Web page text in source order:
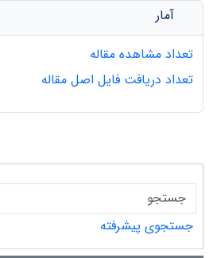
آمار
تعداد مشاهده مقاله
تعداد دریافت فایل اصل مقاله
جستجوی پیشرفته